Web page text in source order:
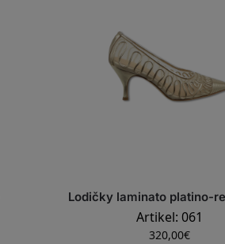
Lodičky laminato platino-
Artikel: 061
320,00€